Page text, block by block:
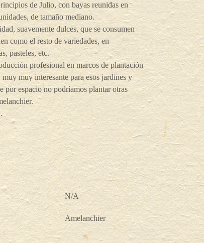
de Julio, con bayas reunidas en
de tamaño mediano.
suavemente dulces, que se consumen
como el resto de variedades, en
pasteles, etc.
profesional en marcos de plantación
muy interesante para esos jardines y
por espacio no podríamos plantar otras
N/A
Amelanchier